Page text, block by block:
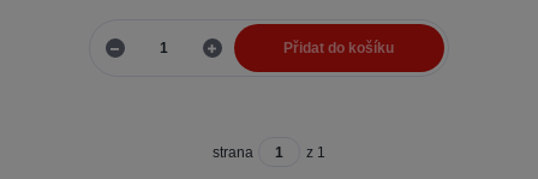
Přidat do košíku
strana z 1